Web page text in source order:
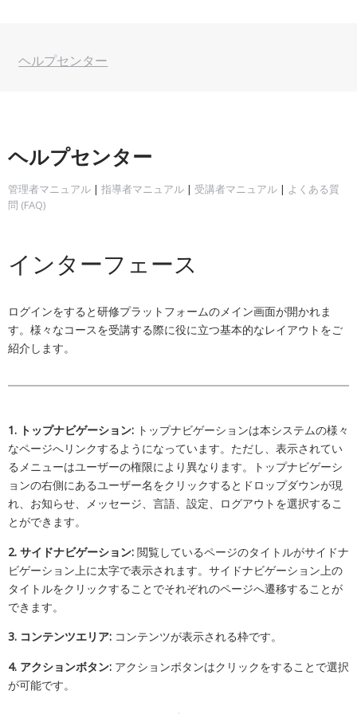
ヘルプセンター
ヘルプセンター
管理者マニュアル | 指導者マニュアル | 受講者マニュアル | よくある質
問 (FAQ)
インターフェース
ログインをすると研修プラットフォームのメイン画面が開かれま
す。様々なコースを受講する際に役に立つ基本的なレイアウトをご
紹介します。
1. トップナビゲーション: トップナビゲーションは本システムの様々
なページへリンクするようになっています。ただし、表示されてい
るメニューはユーザーの権限により異なります。トップナビゲーシ
ョンの右側にあるユーザー名をクリックするとドロップダウンが現
れ、お知らせ、メッセージ、言語、設定、ログアウトを選択するこ
とができます。
2. サイドナビゲーション: 閲覧しているページのタイトルがサイドナ
ビゲーション上に太字で表示されます。サイドナビゲーション上の
タイトルをクリックすることでそれぞれのページへ遷移することが
できます。
3. コンテンツエリア: コンテンツが表示される枠です。
4. アクションボタン: アクションボタンはクリックをすることで選択
が可能です。